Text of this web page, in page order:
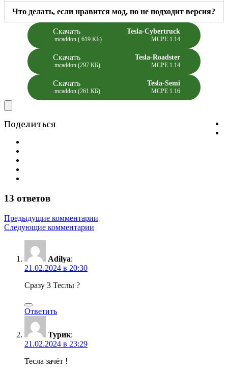
Что делать, если нравится мод, но не подходит версия?
Скачать
.mcaddon ( 619 КБ)
Tesla-Cybertruck
MCPE 1.14
Скачать
.mcaddon (297 КБ)
Tesla-Roadster
MCPE 1.14
Скачать
.mcaddon (261 КБ)
Tesla-Semi
MCPE 1.16
13 ответов
Навигация
по
комментариям
Предыдущие комментарии
Следующие комментарии
Adilya:
21.02.2024 в 20:30
Сразу 3 Теслы ?
Ответить
Турик:
21.02.2024 в 23:29
Тесла зачёт !